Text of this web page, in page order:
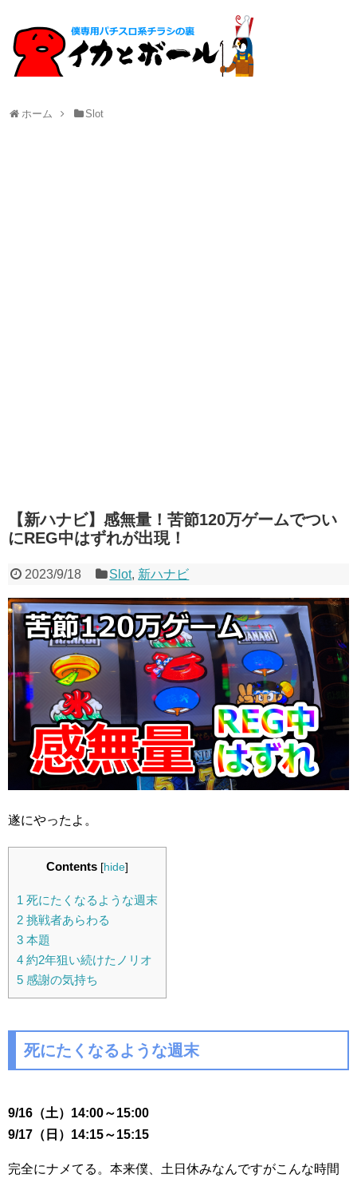
ホーム Slot
【新ハナビ】感無量！苦節120万ゲームでつい
にREG中はずれが出現！
2023/9/18 Slot, 新ハナビ
遂にやったよ。
Contents [hide]
1 死にたくなるような週末
2 挑戦者あらわる
3 本題
4 約2年狙い続けたノリオ
5 感謝の気持ち
死にたくなるような週末
9/16（土）14:00～15:00
9/17（日）14:15～15:15
完全にナメてる。本来僕、土日休みなんですがこんな時間